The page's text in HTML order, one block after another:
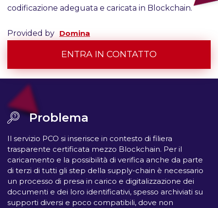
codificazione adeguata e caricata in Blockchain.
Provided by Domina
ENTRA IN CONTATTO
Problema
Il servizio PCO si inserisce in contesto di filiera
trasparente certificata mezzo Blockchain. Per il
caricamento e la possibilità di verifica anche da parte
di terzi di tutti gli step della supply-chain è necessario
un processo di presa in carico e digitalizzazione dei
documenti e dei loro identificativi, spesso archiviati su
supporti diversi e poco compatibili, dove non